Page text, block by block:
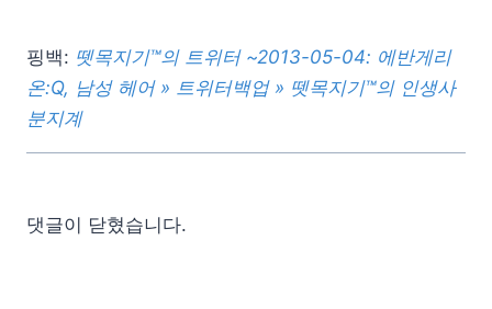
핑백: 뗏목지기™의 트위터 ~2013-05-04: 에반게리
온:Q, 남성 헤어 » 트위터백업 » 뗏목지기™의 인생사
분지계
댓글이 닫혔습니다.